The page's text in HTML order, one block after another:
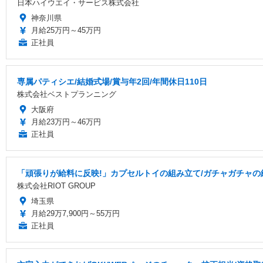
日本ハイウエイ・サービス株式会社
神奈川県
月給25万円～45万円
正社員
専属パティシエ/結婚式場/賞与年2回/年間休日110日
株式会社ベストプランニング
大阪府
月給23万円～46万円
正社員
「頑張りが給料に反映!」カプセルトイの組み立て/ガチャガチャ
株式会社RIOT GROUP
埼玉県
月給29万7,900円～55万円
正社員